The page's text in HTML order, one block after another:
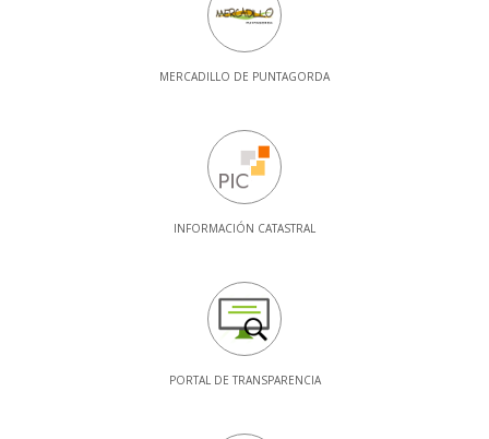
MERCADILLO DE PUNTAGORDA
INFORMACIÓN CATASTRAL
PORTAL DE TRANSPARENCIA